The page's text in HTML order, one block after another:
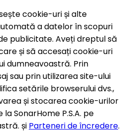
cookie-uri și alte
a datelor în scopuri
publicitate. Aveți dreptul să
și să accesați cookie-uri
dumneavoastră. Prin
sau prin utilizarea site-ului
setările browserului dvs.,
și stocarea cookie-urilor
SonarHome P.S.A. pe
și Parteneri de încredere.